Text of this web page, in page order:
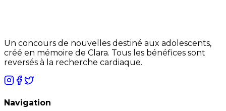
Un concours de nouvelles destiné aux adolescents,
créé en mémoire de Clara. Tous les bénéfices sont
reversés à la recherche cardiaque.
Navigation